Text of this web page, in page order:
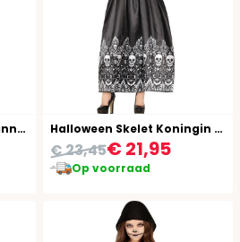
Jumpsuit Krijtstreep Mannen Halloween Skelet Koningin Jurk Dames
€ 21,95
€ 23,45
Op voorraad